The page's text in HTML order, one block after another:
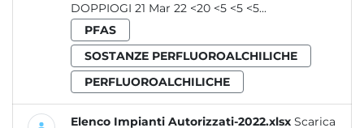
DOPPIOGI 21 Mar 22 <20 <5 <5 <5...
PFAS
SOSTANZE PERFLUOROALCHILICHE
PERFLUOROALCHILICHE
Elenco Impianti Autorizzati-2022.xlsx Scarica